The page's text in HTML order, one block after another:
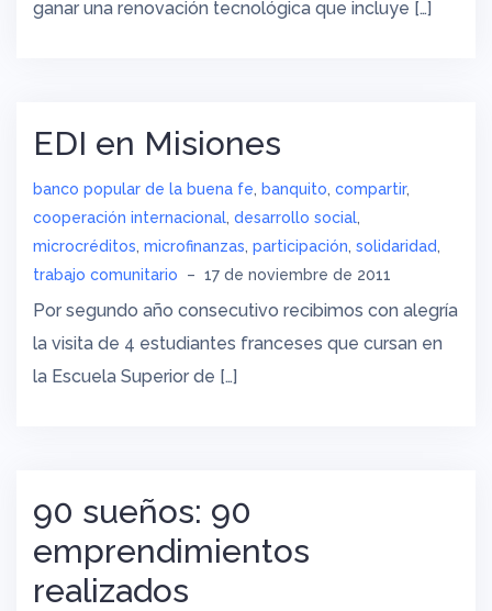
ganar una renovación tecnológica que incluye […]
EDI en Misiones
banco popular de la buena fe, banquito, compartir,
cooperación internacional, desarrollo social,
microcréditos, microfinanzas, participación, solidaridad,
trabajo comunitario
– 17 de noviembre de 2011
Por segundo año consecutivo recibimos con alegría
la visita de 4 estudiantes franceses que cursan en
la Escuela Superior de […]
90 sueños: 90
emprendimientos
realizados